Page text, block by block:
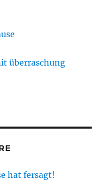
überraschung
hat fersagt!